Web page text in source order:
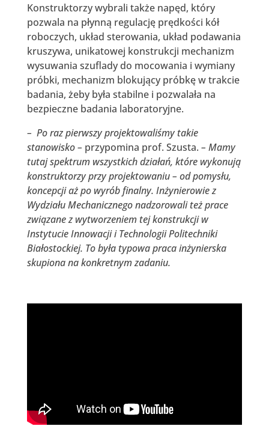
Konstruktorzy wybrali także napęd, który
pozwala na płynną regulację prędkości kół
roboczych, układ sterowania, układ podawania
kruszywa, unikatowej konstrukcji mechanizm
wysuwania szuflady do mocowania i wymiany
próbki, mechanizm blokujący próbkę w trakcie
badania, żeby była stabilne i pozwalała na
bezpieczne badania laboratoryjne.
– Po raz pierwszy projektowaliśmy takie
stanowisko – przypomina prof. Szusta. – Mamy
tutaj spektrum wszystkich działań, które wykonują
konstruktorzy przy projektowaniu – od pomysłu,
koncepcji aż po wyrób finalny. Inżynierowie z
Wydziału Mechanicznego nadzorowali też prace
związane z wytworzeniem tej konstrukcji w
Instytucie Innowacji i Technologii Politechniki
Białostockiej. To była typowa praca inżynierska
skupiona na konkretnym zadaniu.